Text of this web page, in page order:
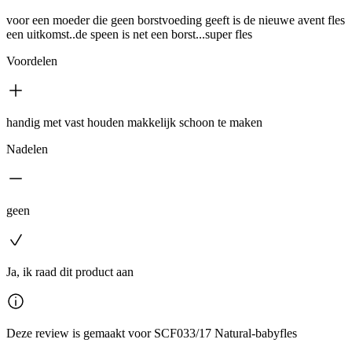
voor een moeder die geen borstvoeding geeft is de nieuwe avent fles
een uitkomst..de speen is net een borst...super fles
Voordelen
handig met vast houden makkelijk schoon te maken
Nadelen
geen
Ja, ik raad dit product aan
Deze review is gemaakt voor SCF033/17 Natural-babyfles